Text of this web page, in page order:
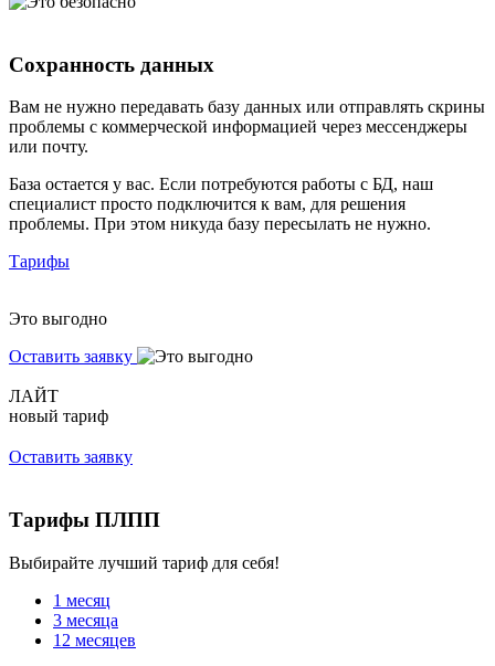
Сохранность данных
Вам не нужно передавать базу данных или отправлять скрины
проблемы с коммерческой информацией через мессенджеры
или почту.
База остается у вас. Если потребуются работы с БД, наш
специалист просто подключится к вам, для решения
проблемы. При этом никуда базу пересылать не нужно.
Тарифы
Это выгодно
Оставить заявку
ЛАЙТ
новый тариф
Оставить заявку
Тарифы ПЛПП
Выбирайте лучший тариф для себя!
1 месяц
3 месяца
12 месяцев